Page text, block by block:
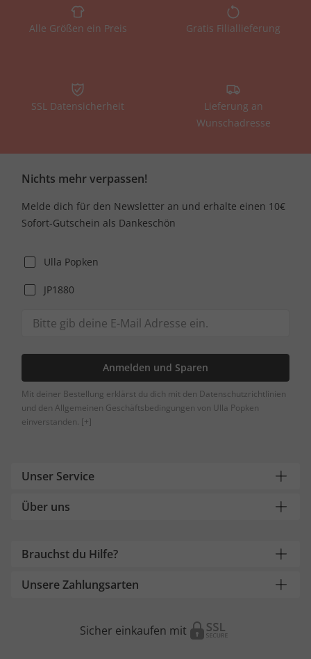
Alle Größen ein Preis Gratis Filiallieferung
SSL Datensicherheit
Lieferung an
Wunschadresse
Nichts mehr verpassen!
Melde dich für den Newsletter an und erhalte einen 10€
Sofort-Gutschein als Dankeschön
Ulla Popken
JP1880
Anmelden und Sparen
Mit deiner Bestellung erklärst du dich mit den Datenschutzrichtlinien
und den Allgemeinen Geschäftsbedingungen von Ulla Popken
einverstanden. [+]
Unser Service
Über uns
Brauchst du Hilfe?
Unsere Zahlungsarten
Sicher einkaufen mit